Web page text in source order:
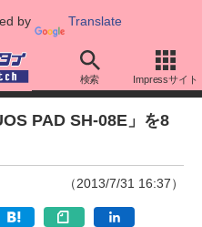
by Translate
検索 Impressサイト
PAD SH-08E」を8
（2013/7/31 16:37）